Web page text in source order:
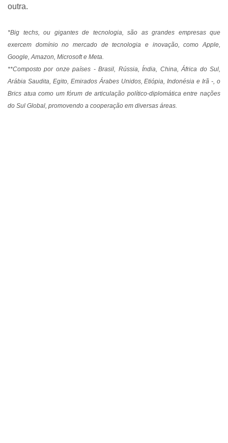
outra.
*Big techs, ou gigantes de tecnologia, são as grandes empresas que
exercem domínio no mercado de tecnologia e inovação, como Apple,
Google, Amazon, Microsoft e Meta.
**Composto por onze países - Brasil, Rússia, Índia, China, África do Sul,
Arábia Saudita, Egito, Emirados Árabes Unidos, Etiópia, Indonésia e Irã -, o
Brics atua como um fórum de articulação político-diplomática entre nações
do Sul Global, promovendo a cooperação em diversas áreas.